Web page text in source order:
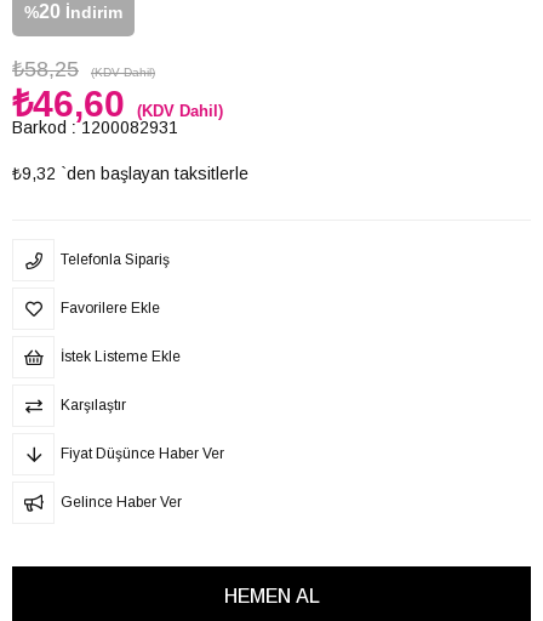
%20 İndirim
₺58,25 (KDV Dahil)
₺46,60 (KDV Dahil)
Barkod : 1200082931
₺9,32 `den başlayan taksitlerle
Telefonla Sipariş
Favorilere Ekle
İstek Listeme Ekle
Karşılaştır
Fiyat Düşünce Haber Ver
Gelince Haber Ver